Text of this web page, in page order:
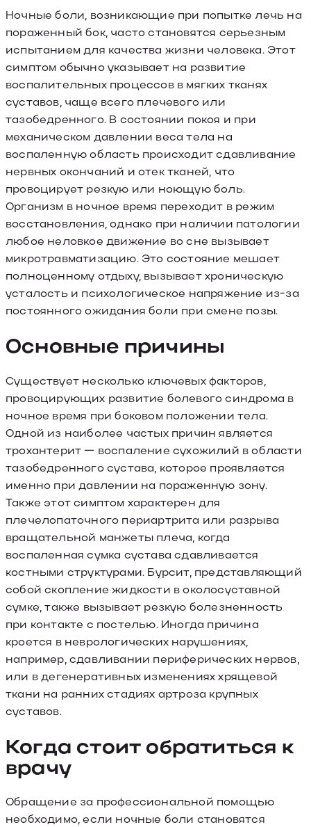
Ночные боли, возникающие при попытке лечь на
пораженный бок, часто становятся серьезным
испытанием для качества жизни человека. Этот
симптом обычно указывает на развитие
воспалительных процессов в мягких тканях
суставов, чаще всего плечевого или
тазобедренного. В состоянии покоя и при
механическом давлении веса тела на
воспаленную область происходит сдавливание
нервных окончаний и отек тканей, что
провоцирует резкую или ноющую боль.
Организм в ночное время переходит в режим
восстановления, однако при наличии патологии
любое неловкое движение во сне вызывает
микротравматизацию. Это состояние мешает
полноценному отдыху, вызывает хроническую
усталость и психологическое напряжение из-за
постоянного ожидания боли при смене позы.
Основные причины
Существует несколько ключевых факторов,
провоцирующих развитие болевого синдрома в
ночное время при боковом положении тела.
Одной из наиболее частых причин является
трохантерит — воспаление сухожилий в области
тазобедренного сустава, которое проявляется
именно при давлении на пораженную зону.
Также этот симптом характерен для
плечелопаточного периартрита или разрыва
вращательной манжеты плеча, когда
воспаленная сумка сустава сдавливается
костными структурами. Бурсит, представляющий
собой скопление жидкости в околосуставной
сумке, также вызывает резкую болезненность
при контакте с постелью. Иногда причина
кроется в неврологических нарушениях,
например, сдавливании периферических нервов,
или в дегенеративных изменениях хрящевой
ткани на ранних стадиях артроза крупных
суставов.
Когда стоит обратиться к
врачу
Обращение за профессиональной помощью
необходимо, если ночные боли становятся